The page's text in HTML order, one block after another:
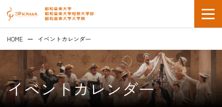
HOME イベントカレンダー
イベントカレンダー